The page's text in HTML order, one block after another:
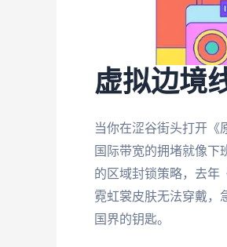
虚拟边境
当你在涩谷街头打开《
国际带宽的拥堵就像下
的区域封锁策略，去年
霓虹裳皮肤无法穿戴，
国界的钥匙。